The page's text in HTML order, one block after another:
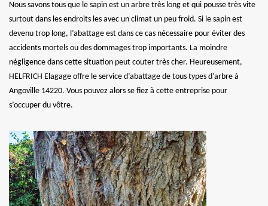
Nous savons tous que le sapin est un arbre très long et qui pousse très vite
surtout dans les endroits les avec un climat un peu froid. Si le sapin est
devenu trop long, l’abattage est dans ce cas nécessaire pour éviter des
accidents mortels ou des dommages trop importants. La moindre
négligence dans cette situation peut couter très cher. Heureusement,
HELFRICH Elagage offre le service d’abattage de tous types d’arbre à
Angoville 14220. Vous pouvez alors se fiez à cette entreprise pour
s’occuper du vôtre.